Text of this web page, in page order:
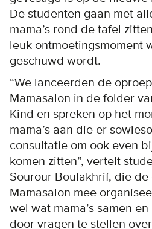
De studenten gaan met
mama’s rond de tafel
leuk ontmoetingsmoment
geschuwd wordt.
“We lanceerden de
Mamasalon in de folder
Kind en spreken op het
mama’s aan die er
consultatie om ook even
komen zitten”, vertelt
Sourour Boulakhrif, die
Mamasalon mee
wel wat mama’s samen
door vragen te stellen